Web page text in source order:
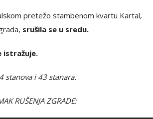
pretežo stambenom kvartu Kartal,
srušila se u sredu.
istražuje.
stanova i 43 stanara.
RUŠENJA ZGRADE: